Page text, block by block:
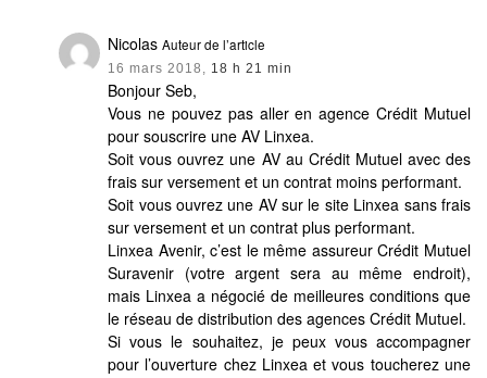
NicolasAuteur de l’article
16 mars 2018, 18 h 21 min
Bonjour Seb,
Vous ne pouvez pas aller en agence Crédit Mutuel
pour souscrire une AV Linxea.
Soit vous ouvrez une AV au Crédit Mutuel avec des
frais sur versement et un contrat moins performant.
Soit vous ouvrez une AV sur le site Linxea sans frais
sur versement et un contrat plus performant.
Linxea Avenir, c’est le même assureur Crédit Mutuel
Suravenir (votre argent sera au même endroit),
mais Linxea a négocié de meilleures conditions que
le réseau de distribution des agences Crédit Mutuel.
Si vous le souhaitez, je peux vous accompagner
pour l’ouverture chez Linxea et vous toucherez une